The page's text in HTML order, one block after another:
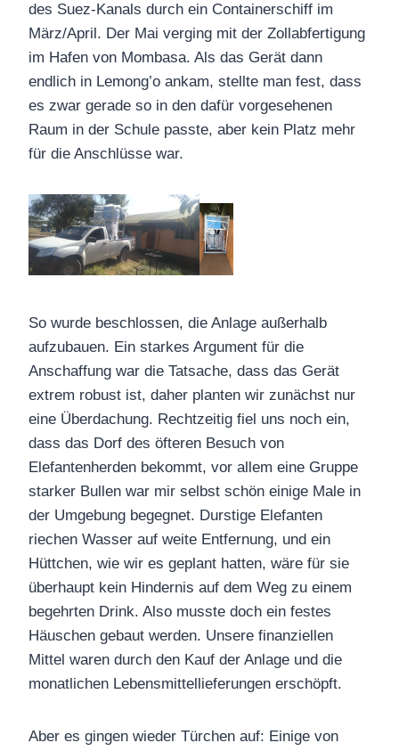
des Suez-Kanals durch ein Containerschiff im
März/April. Der Mai verging mit der Zollabfertigung
im Hafen von Mombasa. Als das Gerät dann
endlich in Lemong’o ankam, stellte man fest, dass
es zwar gerade so in den dafür vorgesehenen
Raum in der Schule passte, aber kein Platz mehr
für die Anschlüsse war.
So wurde beschlossen, die Anlage außerhalb
aufzubauen. Ein starkes Argument für die
Anschaffung war die Tatsache, dass das Gerät
extrem robust ist, daher planten wir zunächst nur
eine Überdachung. Rechtzeitig fiel uns noch ein,
dass das Dorf des öfteren Besuch von
Elefantenherden bekommt, vor allem eine Gruppe
starker Bullen war mir selbst schön einige Male in
der Umgebung begegnet. Durstige Elefanten
riechen Wasser auf weite Entfernung, und ein
Hüttchen, wie wir es geplant hatten, wäre für sie
überhaupt kein Hindernis auf dem Weg zu einem
begehrten Drink. Also musste doch ein festes
Häuschen gebaut werden. Unsere finanziellen
Mittel waren durch den Kauf der Anlage und die
monatlichen Lebensmittellieferungen erschöpft.
Aber es gingen wieder Türchen auf: Einige von